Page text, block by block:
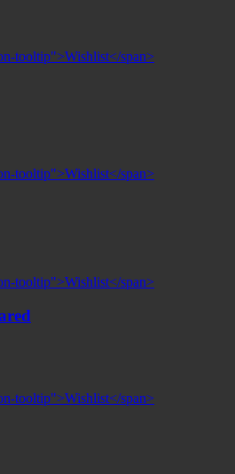
tooltip">Wishlist</span>
tooltip">Wishlist</span>
tooltip">Wishlist</span>
tooltip">Wishlist</span>